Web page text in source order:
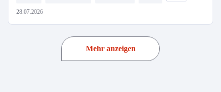
28.07.2026
Mehr anzeigen